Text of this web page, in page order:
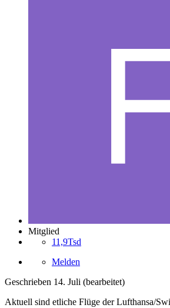
Mitglied
11,9Tsd
Melden
Geschrieben 14. Juli (bearbeitet)
Aktuell sind etliche Flüge der Lufthansa/